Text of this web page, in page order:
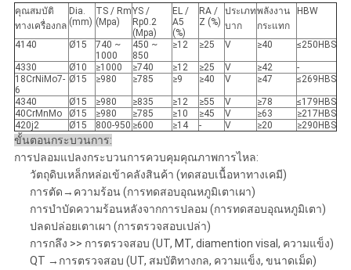
คุณสมบัติ
ทางเครื่องกล
Dia.
(mm)
TS / Rm
(Mpa)
YS /
Rp0.2
(Mpa)
EL /
A5
(%)
RA /
Z (%)
ประเภท
บาก
พลังงาน
กระแทก
HBW
4140 Ø15
740 ~
1000
450 ~
850
≥12 ≥25 V ≥40 ≤250HBS
4330 Ø10 ≥1000 ≥740 ≥12 ≥25 V ≥42
-
18CrNiMo7-
6
Ø15 ≥980 ≥785 ≥9 ≥40 V ≥47 ≤269HBS
4340 Ø15 ≥980 ≥835 ≥12 ≥55 V ≥78
≤179HBS
40CrMnMo
Ø15 ≥980 ≥785 ≥10 ≥45 V ≥63
≥217HBS
420j2
Ø15 800-950 ≥600 ≥14 - V ≥20 ≥290HBS
ขั้นตอนกระบวนการ:
การปลอมแปลงกระบวนการควบคุมคุณภาพการไหล:
วัตถุดิบเหล็กหล่อเข้าคลังสินค้า (ทดสอบเนื้อหาทางเคมี)
การตัด→ความร้อน (การทดสอบอุณหภูมิเตาเผา)
การบำบัดความร้อนหลังจากการปลอม (การทดสอบอุณหภูมิเตา)
ปลดปล่อยเตาเผา (การตรวจสอบเปล่า)
การกลึง >> การตรวจสอบ (UT, MT, diamention visal, ความแข็ง)
QT →การตรวจสอบ (UT, สมบัติทางกล, ความแข็ง, ขนาดเม็ด)